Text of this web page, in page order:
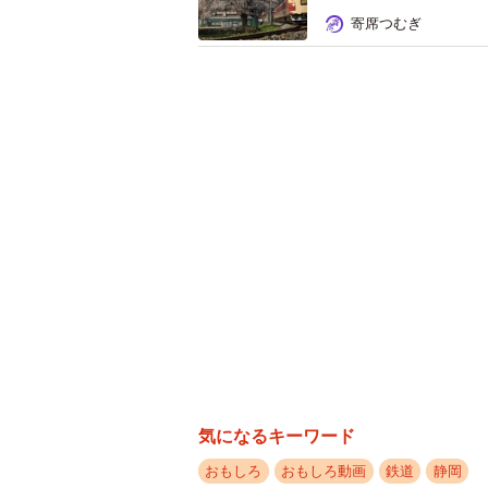
寄席つむぎ
気になるキーワード
おもしろ おもしろ動画 鉄道 静岡